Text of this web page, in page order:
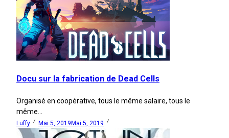
Docu sur la fabrication de Dead Cells
Organisé en coopérative, tous le même salaire, tous le
même...
Luffy Mai 5, 2019 Mai 5, 2019